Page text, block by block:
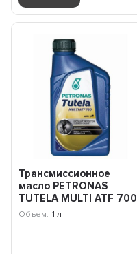
Трансмиссионное
масло PETRONAS
TUTELA MULTI ATF 700
(1л) 76151E15EU
Объем: 1 л